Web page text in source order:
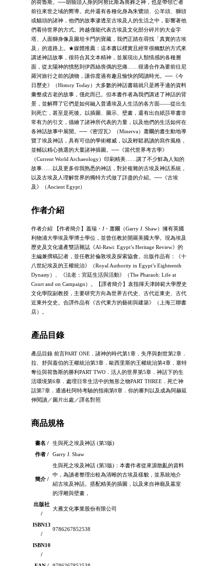
的荷魯斯。──胡狼頭人身的阿努比斯為喪葬之神，也是帶領亡者
前往來世之域的嚮導。此外還有各種化身為朱鷺頭、公羊頭、獅頭
或貓頭的諸神，他們的故事滲透至古埃及人的生活之中，影響著他
們看待世界的方式。跨越僅能代表古埃及文化部分碎片的大金字
塔、人面獅身像及圖坦卡門的寶藏，我們正踏在尋找「真實的古埃
及」的道路上。★媒體推薦：這本書以樸實且經常很幽默的方式來
講述神話故事，很符合其文本精神，並展現出人類情感的各種層
面，從太陽神的憤怒到伊西絲喪偶的悲痛……很適合作為要前往尼
羅河旅行之前的讀物，讓你度過有趣且愉快的閱讀時光。──《今
日歷史》（History Today）大多數的神話書籍就只是將手邊的資料
彙整成古老的故事，僅此而已。但本書作者為我們講述了神話的背
景，並解釋了它們是如何融入普通埃及人生活的各方面——從出生
到死亡，甚至是死後。以插圖、圖示、壁畫，還有出自紙莎草書非
常有力的引文，描繪了諸神所代表的力量，以及他們的生活如何在
各神話故事中展開。──《密涅瓦》（Minerva）蕭爾的書生動地導
覽了埃及神話，具有可信的學術權威，以及輕鬆易讀的寫作風格，
並輔以精心挑選的大量諸神插圖。──《當代世界考古學》
（Current World Archaeology）印刷精美……講了不少鮮為人知的
故事……以及更多你我熟悉的神話，對於複雜的古埃及神話系統，
以及古埃及人理解世界的獨特方式做了詳盡的介紹。──《古埃
及》（Ancient Egypt）
作者介紹
作者介紹 【作者簡介】蓋瑞・J・蕭爾（Garry J. Shaw）擁有英國
利物浦大學埃及學博士學位，並曾任教於開羅美國大學。現為埃及
歷史及文化遺產雙語雜誌《Al-Rawi: Egypt’s Heritage Review》的
主編兼撰稿記者，並任教於倫敦埃及探索協會。出版作品有：《十
八世紀埃及的王權統治》（Royal Authority in Egypt’s Eighteenth
Dynasty）、《法老：宮廷生活與活動》（The Pharaoh: Life at
Court and on Campaign）。【譯者簡介】袁指揮天津師範大學歷史
文化學院副教授，主要研究方向為世界古代史、古代近東史、古代
近東外交史。合譯作品有《古代東方的藝術與建築》（上海三聯書
店）。
產品目錄
產品目錄 前言PART ONE．諸神的時代第1章．失序與創世第2章．
拉、舒與蓋伯的王權統治第3章．歐西里斯的王權統治第4章．塞特
奪位與荷魯斯的勝利PART TWO．活人的世界第5章．神話下的生
活環境第6章．處理日常生活中的無形之物PART THREE．死亡神
話第7章．通過杜阿特考驗的指南第8章．你的審判以及成為阿赫延
伸閱讀／圖片出處／譯名對照
商品規格
書名 /
生與死之埃及神話 (第3版)
作者 /
Garry J. Shaw
簡介 /
生與死之埃及神話 (第3版)：本書作者從來源散亂的資料
中，為讀者整理出較為清晰的古埃及樣貌，並系統地介
紹古埃及神話。搭配精美的插圖，以及來自神廟及墓室
的浮雕與壁畫，
出版社
/
大雁文化事業股份有限公司
ISBN13
/
9786267852538
ISBN10
/